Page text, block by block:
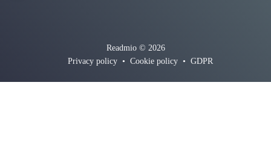
Readmio © 2026
Privacy policy • Cookie policy • GDPR